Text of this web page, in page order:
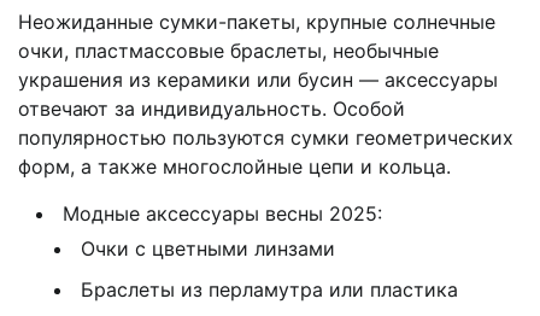
Неожиданные сумки-пакеты, крупные солнечные
очки, пластмассовые браслеты, необычные
украшения из керамики или бусин — аксессуары
отвечают за индивидуальность. Особой
популярностью пользуются сумки геометрических
форм, а также многослойные цепи и кольца.
Модные аксессуары весны 2025:
Очки с цветными линзами
Браслеты из перламутра или пластика